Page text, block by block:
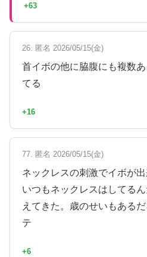
+63
26. 匿名 2026/05/15(金)
首イボの他に脇腹にも複数
てる
+16
77. 匿名 2026/05/15(金)
ネックレスの刺激でイボが
いつもネックレスはしてる
えてきた。歳のせいもある
テ
+6